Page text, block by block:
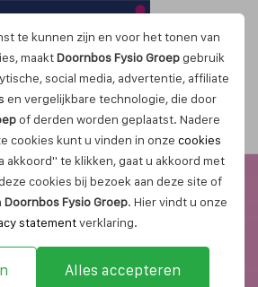
te kunnen zijn en voor het tonen van
maaktDoornbos Fysio Groepgebruik
social media, advertentie, affiliate
en vergelijkbare technologie, die door
of derden worden geplaatst. Nadere
cookies kunt u vinden in onze cookies
akkoord" te klikken, gaat u akkoord met
cookies bij bezoek aan deze site of
Doornbos Fysio Groep. Hier vindt u onze
statementverklaring.
Alles accepteren
nu een afspraak